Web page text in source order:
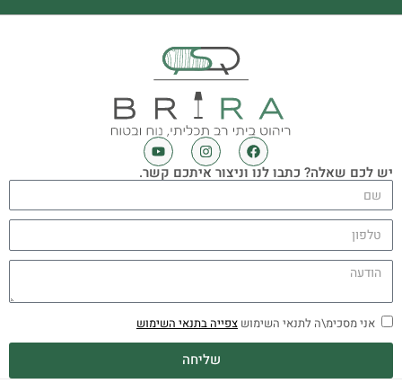
יש לכם שאלה? כתבו לנו וניצור איתכם קשר.
אני מסכימ\ה לתנאי השימוש צפייה בתנאי השימוש
שליחה